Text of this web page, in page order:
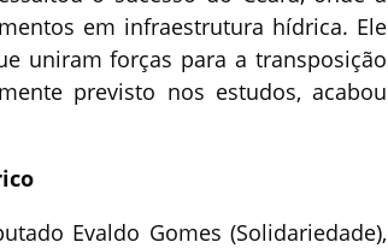
em infraestrutura hídrica. Ele
uniram forças para a transposição
previsto nos estudos, acabou
Evaldo Gomes (Solidariedade),